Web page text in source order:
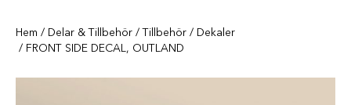
Hem / Delar & Tillbehör / Tillbehör / Dekaler
/ FRONT SIDE DECAL, OUTLAND